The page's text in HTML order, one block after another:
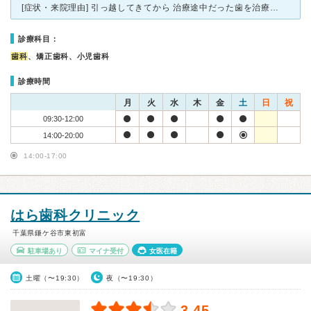
[症状・来院理由] 引っ越してきてから 治療途中だった歯を治療してもらおうと思い 義母に良い歯医者さんを聞いたところ、 こちらの歯医者さんを強く薦められました。 [医師の診断・治療法] 虫
診療科目：
歯科、矯正歯科、小児歯科
診療時間
月 火 水 木 金 土 日 祝
09:30-12:00
14:00-20:00
14:00-17:00
はら歯科クリニック
千葉県鎌ケ谷市東初富
駐車場あり マイナ受付 女医在籍
土曜（〜19:30） 夜（〜19:30）